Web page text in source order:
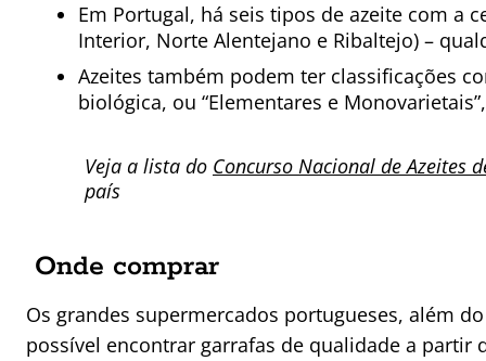
Em Portugal, há seis tipos de azeite com a
Interior, Norte Alentejano e Ribaltejo) –
Azeites também podem ter classificações
biológica, ou “Elementares e
Veja a lista do Concurso Nacional de Azeites
país
Onde comprar
Os grandes supermercados portugueses, além
possível encontrar garrafas de qualidade a